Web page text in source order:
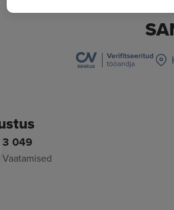
3 049
Vaatamised